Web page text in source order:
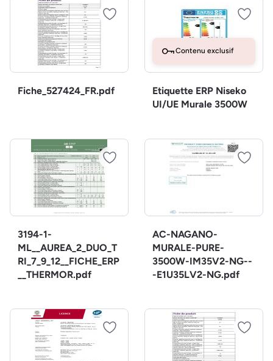
Fiche_527424_FR.pdf
Contenu exclusif
Etiquette ERP Niseko
UI/UE Murale 3500W
3194-1-
ML__AUREA_2_DUO_T
RI_7_9_12__FICHE_ERP
__THERMOR.pdf
AC-NAGANO-
MURALE-PURE-
3500W-IM35V2-NG--
-E1U35LV2-NG.pdf